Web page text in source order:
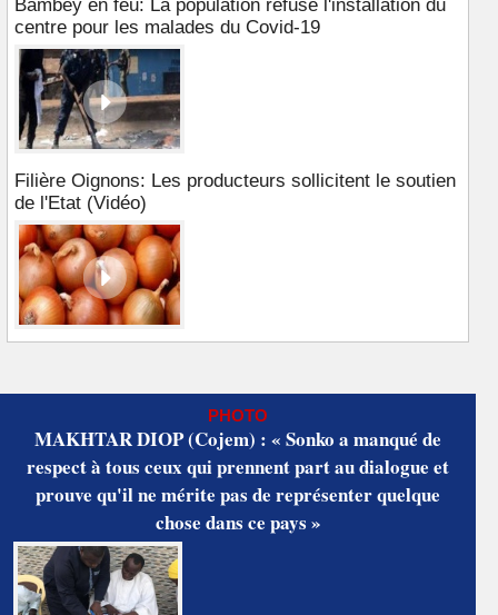
Bambey en feu: La population refuse l'installation du
centre pour les malades du Covid-19
Filière Oignons: Les producteurs sollicitent le soutien
de l'Etat (Vidéo)
PHOTO
MAKHTAR DIOP (Cojem) : « Sonko a manqué de
respect à tous ceux qui prennent part au dialogue et
prouve qu'il ne mérite pas de représenter quelque
chose dans ce pays »